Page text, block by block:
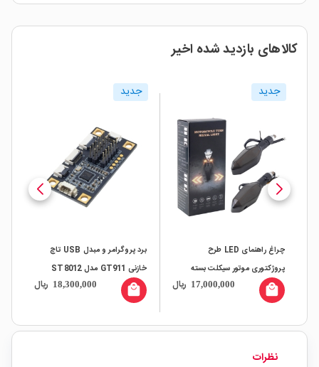
کالاهای بازدید شده اخیر
جدید
چراغ راهنمای LED طرح
پروژکتوری موتور سیکلت بسته
2عددی مدل FD-DF32
17,000,000 ریال local_mall
جدید
برد پروگرامر و مبدل USB تاچ
خازنی GT911 مدل ST8012
18,300,000 ریال local_mall
نظرات